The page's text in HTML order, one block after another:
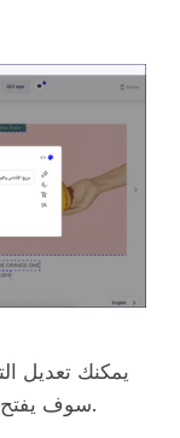
يمكنك تعديل
سوف يفتح لك نافذة منبثقة تتيح لك تعديل الترجمة.